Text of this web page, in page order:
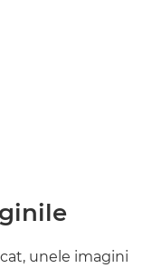
unele imagini